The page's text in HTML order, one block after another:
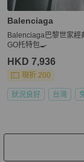
Balenciaga
Balenciaga巴黎世家經
GO托特包​​🍳
HKD 7,936
現折 200
狀況良好 台灣